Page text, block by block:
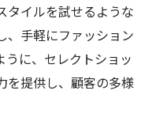
タイルを試せるような
、手軽にファッション
うに、セレクトショッ
を提供し、顧客の多様